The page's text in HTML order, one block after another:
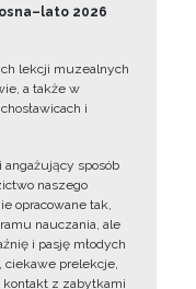
2026
lekcji muzealnych
a także w
i
angażujący sposób
naszego
opracowane tak,
nauczania, ale
i pasję młodych
ciekawe prelekcje,
kontakt z zabytkami